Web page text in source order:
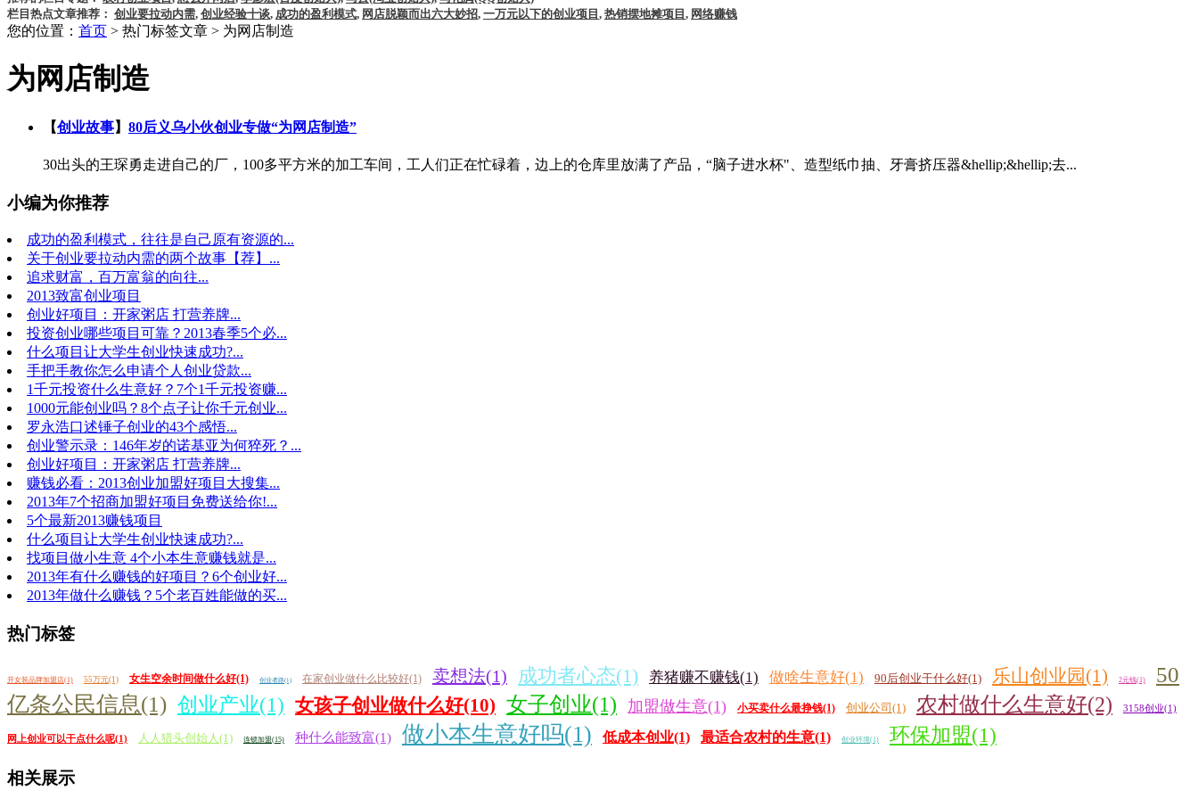
栏目热点文章推荐： 创业要拉动内需, 创业经验十谈, 成功的盈利模式, 网店脱颖而出六大妙招, 一万元以下的创业项目 , 热销摆地摊项目 , 网络赚钱
您的位置： 首页 > 热门标签文章 > 为网店制造
为网店制造
【创业故事】 80后义乌小伙创业专做“为网店制造”
30出头的王琛勇走进自己的厂，100多平方米的加工车间，工人们正在忙碌着，边上的仓库里放满了产品，“脑子进水杯"、造型纸巾抽、牙膏挤压器&hellip;&hellip;去...
小编为你推荐
成功的盈利模式，往往是自己原有资源的...
关于创业要拉动内需的两个故事【荐】...
追求财富，百万富翁的向往...
2013致富创业项目
创业好项目：开家粥店 打营养牌...
投资创业哪些项目可靠？2013春季5个必...
什么项目让大学生创业快速成功?...
手把手教你怎么申请个人创业贷款...
1千元投资什么生意好？7个1千元投资赚...
1000元能创业吗？8个点子让你千元创业...
罗永浩口述锤子创业的43个感悟...
创业警示录：146年岁的诺基亚为何猝死？...
创业好项目：开家粥店 打营养牌...
赚钱必看：2013创业加盟好项目大搜集...
2013年7个招商加盟好项目免费送给你!...
5个最新2013赚钱项目
什么项目让大学生创业快速成功?...
找项目做小生意 4个小本生意赚钱就是...
2013年有什么赚钱的好项目？6个创业好...
2013年做什么赚钱？5个老百姓能做的买...
热门标签
开女装品牌加盟店(1) 55万元(1) 女生空余时间做什么好(1) 创业者路(1) 在家创业做什么比较好(1) 卖想法(1) 成功者心态(1) 养猪赚不赚钱(1) 做啥生意好(1) 90后创业干什么好(1) 乐山创业园(1) 2元钱(1)
50
亿条公民信息(1) 创业产业(1) 女孩子创业做什么好(10) 女子创业(1) 加盟做生意(1) 小买卖什么最挣钱(1) 创业公司(1) 农村做什么生意好(2) 3158创业(1)
网上创业可以干点什么呢(1) 人人猎头创始人(1) 连锁加盟(15) 种什么能致富(1) 做小本生意好吗(1) 低成本创业(1) 最适合农村的生意(1) 创业环境(1) 环保加盟(1)
相关展示